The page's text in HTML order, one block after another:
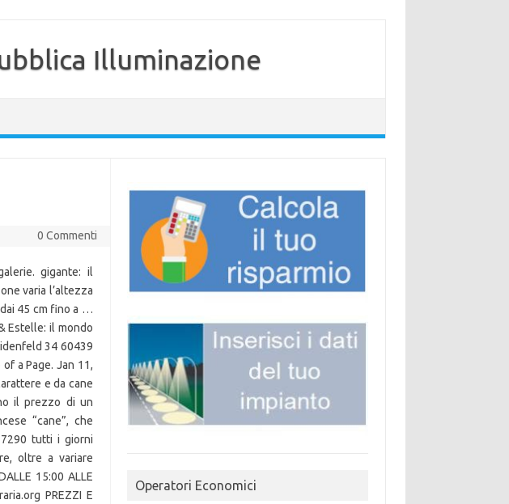
Illuminazione
0 Commenti
gigante: il
varia l’altezza
45 cm fino a …
Estelle: il mondo
34 60439
a Page. Jan 11,
e da cane
il prezzo di un
“cane”, che
tutti i giorni
oltre a variare
15:00 ALLE
PREZZI E
Operatori Economici